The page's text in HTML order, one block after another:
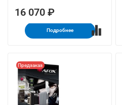
16 070 ₽
Подробнее
Предзаказ